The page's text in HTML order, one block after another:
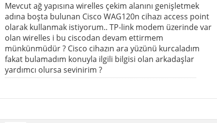
Mevcut ağ yapısına wirelles çekim alanını genişletmek
adına boşta bulunan Cisco WAG120n cihazı access point
olarak kullanmak istiyorum.. TP-link modem üzerinde var
olan wirelles i bu ciscodan devam ettirmem
münkünmüdür ? Cisco cihazın ara yüzünü kurcaladım
fakat bulamadım konuyla ilgili bilgisi olan arkadaşlar
yardımcı olursa sevinirim ?